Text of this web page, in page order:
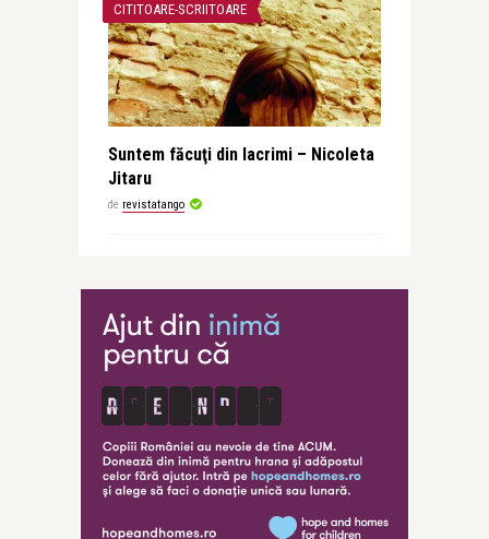
CITITOARE-SCRIITOARE
Suntem făcuţi din lacrimi – Nicoleta
Jitaru
de revistatango